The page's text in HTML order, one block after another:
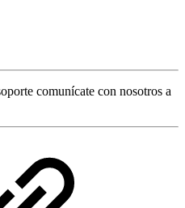
comunícate con nosotros a